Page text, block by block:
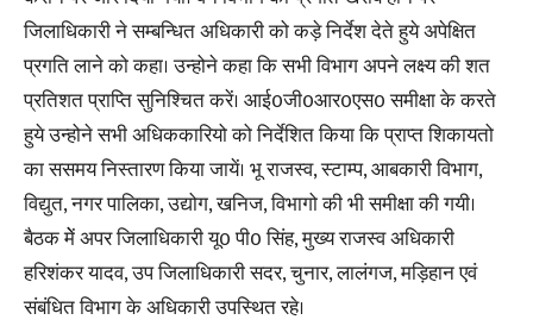
जिलाधिकारी ने सम्बन्धित अधिकारी को कड़े निर्देश देते हुये अपेक्षित
प्रगति लाने को कहा। उन्होने कहा कि सभी विभाग अपने लक्ष्य की शत
प्रतिशत प्राप्ति सुनिश्चित करें। आई0जी0आर0एस0 समीक्षा के करते
हुये उन्होने सभी अधिककारियो को निर्देशित किया कि प्राप्त शिकायतो
का ससमय निस्तारण किया जायें। भू राजस्व, स्टाम्प, आबकारी विभाग,
विद्युत, नगर पालिका, उद्योग, खनिज, विभागो की भी समीक्षा की गयी।
बैठक मेें अपर जिलाधिकारी यू0 पी0 सिंह, मुख्य राजस्व अधिकारी
हरिशंकर यादव, उप जिलाधिकारी सदर, चुनार, लालंगज, मड़िहान एवं
संबंधित विभाग के अधिकारी उपस्थित रहे।